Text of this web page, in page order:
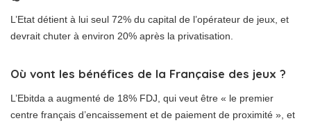
L’Etat détient à lui seul 72% du capital de l’opérateur de jeux, et
devrait chuter à environ 20% après la privatisation.
Où vont les bénéfices de la Française des jeux ?
L’Ebitda a augmenté de 18% FDJ, qui veut être « le premier
centre français d’encaissement et de paiement de proximité », et